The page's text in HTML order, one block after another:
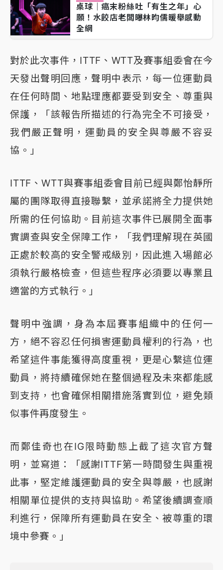
桌球｜癌末粉絲吐「有生之年」心
願！水餃店老闆曝林昀儒暖舉感動
全網
對於此次事件，ITTF、WTT及賽事組委會在今
天發出聲明回應，聲明中表示，每一位運動員
在任何時間、地點理應都要受到安全、尊重與
保護，「該報告所描述的行為完全不可接受，
我們嚴正聲明，運動員的安全與尊嚴不容妥
協。」
ITTF、WTT與賽事組委會目前已經與鄭怡靜所
屬的團隊取得直接聯繫，並承諾將全力提供她
所需的任何協助。目前這次事件已展開全面事
實調查與安全保障工作，「我們理解現在英國
正處於較高的安全警戒級別，因此進入場館必
須執行嚴格檢查，但這些程序必須要以專業且
適當的方式執行。」
聲明中強調，身為本屆賽事組織中的任何一
方，絕不容忍任何損害運動員權利的行為，也
希望這件事能獲得高度重視，更是心繫這位運
動員，將持續確保她在整個過程及未來都能感
到支持，也會確保相關措施落實到位，避免類
似事件再度發生。
而鄭佳奇也在IG限時動態上截了這次官方聲
明，並寫道：「感謝ITTF第一時間發生與重視
此事，堅定維護運動員的安全與尊嚴，也感謝
相關單位提供的支持與協助。希望後續調查順
利進行，保障所有運動員在安全、被尊重的環
境中參賽。」